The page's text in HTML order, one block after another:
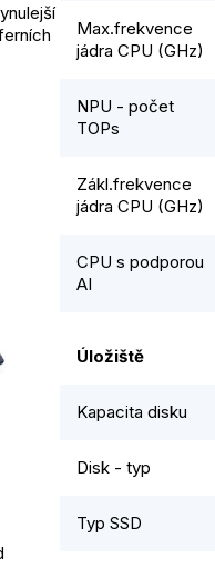
Max.frekvence
jádra CPU (GHz)
NPU - počet
TOPs
Zákl.frekvence
jádra CPU (GHz)
CPU s podporou
AI
Úložiště
Kapacita disku
Disk - typ
Typ SSD